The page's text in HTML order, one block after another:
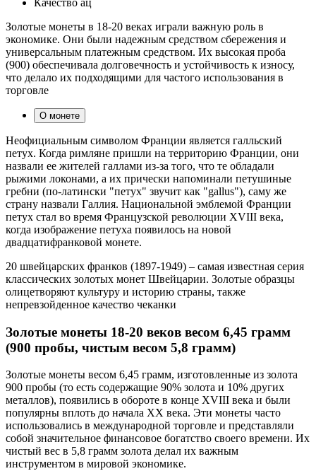
Золотые монеты в 18-20 веках играли важную роль в
экономике. Они были надежным средством сбережения и
универсальным платежным средством. Их высокая проба
(900) обеспечивала долговечность и устойчивость к износу,
что делало их подходящими для частого использования в
торговле
О монете
Неофициальным символом Франции является галльский
петух. Когда римляне пришли на территорию Франции, они
назвали ее жителей галлами из-за того, что те обладали
рыжими локонами, а их прически напоминали петушиные
гребни (по-латински "петух" звучит как "gallus"), саму же
страну назвали Галлия. Национальной эмблемой Франции
петух стал во время Французской революции XVIII века,
когда изображение петуха появилось на новой
двадцатифранковой монете.
20 швейцарских франков (1897-1949) – самая известная серия
классических золотых монет Швейцарии. Золотые образцы
олицетворяют культуру и историю страны, также
непревзойденное качество чеканки
Золотые монеты 18-20 веков весом 6,45 грамм
(900 пробы, чистым весом 5,8 грамм)
Золотые монеты весом 6,45 грамм, изготовленные из золота
900 пробы (то есть содержащие 90% золота и 10% других
металлов), появились в обороте в конце XVIII века и были
популярны вплоть до начала XX века. Эти монеты часто
использовались в международной торговле и представляли
собой значительное финансовое богатство своего времени. Их
чистый вес в 5,8 грамм золота делал их важным
инструментом в мировой экономике.